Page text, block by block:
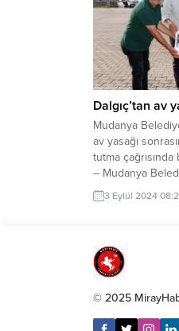
Büyükşehir
Mustafa Kemal
gelişinin yıl
106....
Dalgıç’tan av
Mudanya
av yasağı
tutma
– Mudanya
Dalgıç, 1 Eylül
yasağının
sezon
Belediye Başkan
3 Eylül 2024
© 2025